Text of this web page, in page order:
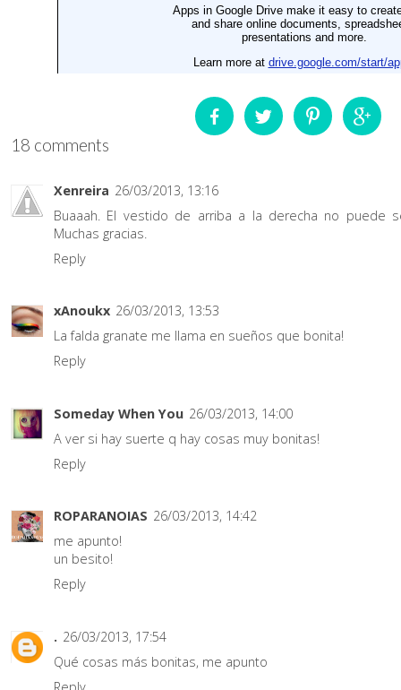
18 comments
Xenreira 26/03/2013, 13:16
Buaaah. El vestido de arriba a la derecha no puede
Muchas gracias.
Reply
xAnoukx 26/03/2013, 13:53
La falda granate me llama en sueños que bonita!
Reply
Someday When You 26/03/2013, 14:00
A ver si hay suerte q hay cosas muy bonitas!
Reply
ROPARANOIAS 26/03/2013, 14:42
me apunto!
un besito!
Reply
. 26/03/2013, 17:54
Qué cosas más bonitas, me apunto
Reply